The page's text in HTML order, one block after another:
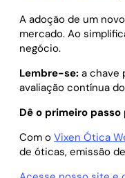
A adoção de um
mercado. Ao
negócio.
Lembre-se: a chave
avaliação contínua
Dê o primeiro
Com o Vixen Ótica
de óticas, emissão